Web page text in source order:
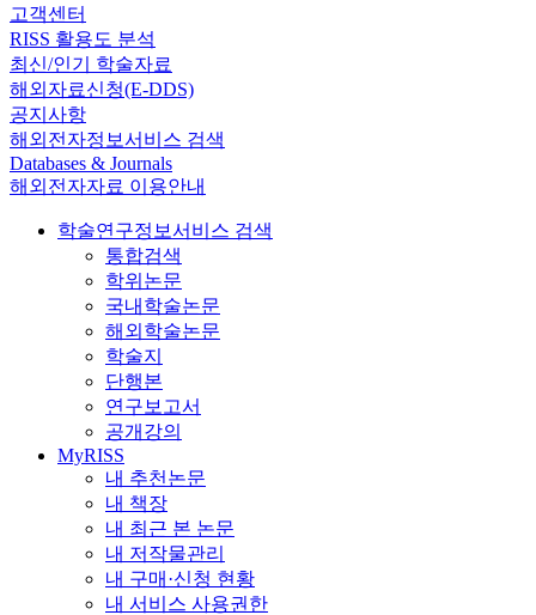
고객센터
RISS 활용도 분석
최신/인기 학술자료
해외자료신청(E-DDS)
공지사항
해외전자정보서비스 검색
Databases & Journals
해외전자자료 이용안내
학술연구정보서비스 검색
통합검색
학위논문
국내학술논문
해외학술논문
학술지
단행본
연구보고서
공개강의
MyRISS
내 추천논문
내 책장
내 최근 본 논문
내 저작물관리
내 구매·신청 현황
내 서비스 사용권한